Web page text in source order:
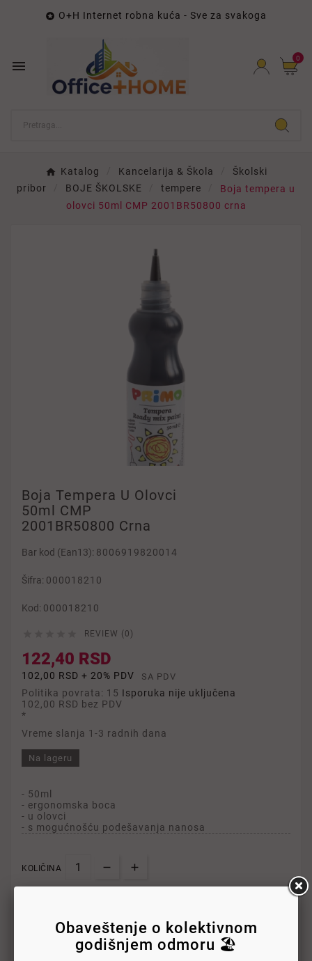
 O+H Internet robna kuća - Sve za svakoga
 0
Katalog Kancelarija & Škola
Školski
pribor
BOJE ŠKOLSKE tempere
Boja tempera u
olovci 50ml CMP 2001BR50800 crna
Boja Tempera U Olovci
50ml CMP
2001BR50800 Crna
Bar kod (Ean13): 8006919820014
Šifra: 000018210
Kod: 000018210
REVIEW (0)
122,40 RSD
102,00 RSD + 20% PDV SA PDV
Politika povrata: 15 Isporuka nije uključena
102,00 RSD bez PDV
*
Vreme slanja 1-3 radnih dana
Na lageru
- 50ml
- ergonomska boca
- u olovci
- s mogućnošću podešavanja nanosa
KOLIČINA

Obaveštenje o kolektivnom
godišnjem odmoru 🏖️